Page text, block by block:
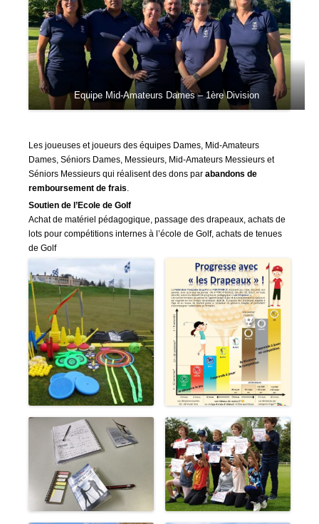
Equipe Mid-Amateurs Dames – 1ère Division
Les joueuses et joueurs des équipes Dames, Mid-Amateurs
Dames, Séniors Dames, Messieurs, Mid-Amateurs Messieurs et
Séniors Messieurs qui réalisent des dons par abandons de
remboursement de frais.
Soutien de l’Ecole de Golf
Achat de matériel pédagogique, passage des drapeaux, achats de
lots pour compétitions internes à l’école de Golf, achats de tenues
de Golf